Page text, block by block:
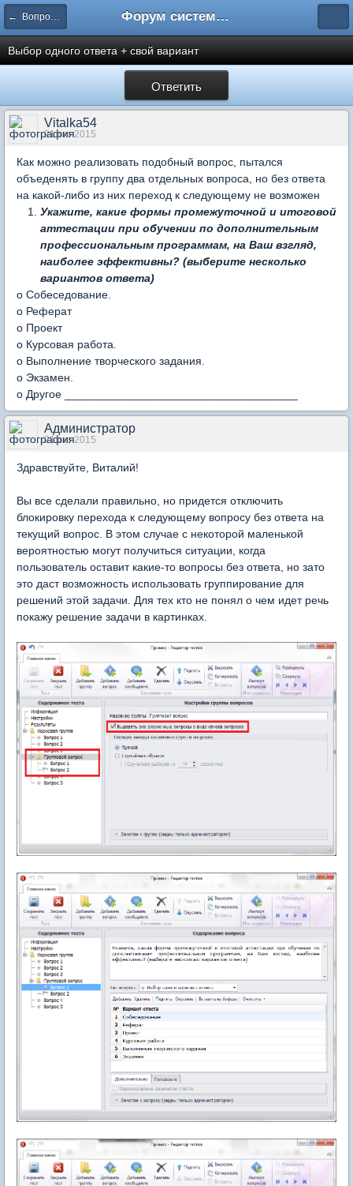
← Вопросы составления тестов Форум системы тестирования INDIGO
Выбор одного ответа + свой вариант
Ответить
Vitalka54
21 окт 2015
Как можно реализовать подобный вопрос, пытался
объеденять в группу два отдельных вопроса, но без ответа
на какой-либо из них переход к следующему не возможен
Укажите, какие формы промежуточной и итоговой
аттестации при обучении по дополнительным
профессиональным программам, на Ваш взгляд,
наиболее эффективны? (выберите несколько
вариантов ответа)
o Собеседование.
o Реферат
o Проект
o Курсовая работа.
o Выполнение творческого задания.
o Экзамен.
o Другое _____________________________________
Администратор
21 окт 2015
Здравствуйте, Виталий!
Вы все сделали правильно, но придется отключить
блокировку перехода к следующему вопросу без ответа на
текущий вопрос. В этом случае с некоторой маленькой
вероятностью могут получиться ситуации, когда
пользователь оставит какие-то вопросы без ответа, но зато
это даст возможность использовать группирование для
решений этой задачи. Для тех кто не понял о чем идет речь
покажу решение задачи в картинках.